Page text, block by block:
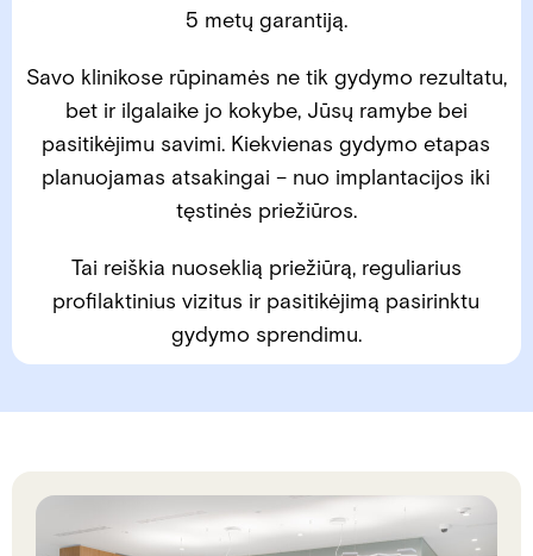
5 metų garantiją.
Savo klinikose rūpinamės ne tik gydymo rezultatu,
bet ir ilgalaike jo kokybe, Jūsų ramybe bei
pasitikėjimu savimi. Kiekvienas gydymo etapas
planuojamas atsakingai – nuo implantacijos iki
tęstinės priežiūros.
Tai reiškia nuoseklią priežiūrą, reguliarius
profilaktinius vizitus ir pasitikėjimą pasirinktu
gydymo sprendimu.